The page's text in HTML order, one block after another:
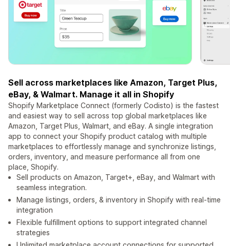
Sell across marketplaces like Amazon, Target Plus,
eBay, & Walmart. Manage it all in Shopify
Shopify Marketplace Connect (formerly Codisto) is the fastest
and easiest way to sell across top global marketplaces like
Amazon, Target Plus, Walmart, and eBay. A single integration
app to connect your Shopify product catalog with multiple
marketplaces to effortlessly manage and synchronize listings,
orders, inventory, and measure performance all from one
place, Shopify.
Sell products on Amazon, Target+, eBay, and Walmart with
seamless integration.
Manage listings, orders, & inventory in Shopify with real-time
integration
Flexible fulfillment options to support integrated channel
strategies